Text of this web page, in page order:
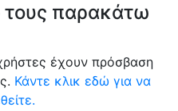
τους παρακάτω
έχουν πρόσβαση
Κάντε κλικ εδώ για να